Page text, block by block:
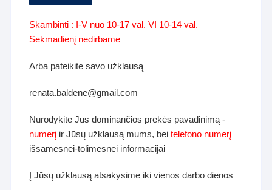
Skambinti : I-V nuo 10-17 val. VI 10-14 val.
Sekmadienį nedirbame
Arba pateikite savo užklausą
renata.baldene@gmail.com
Nurodykite Jus dominančios prekės pavadinimą -
numerį ir Jūsų užklausą mums, beitelefono numerį
išsamesnei-tolimesnei informacijai
Į Jūsų užklausą atsakysime iki vienos darbo dienos